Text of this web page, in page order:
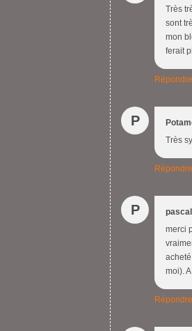
Très
sont
mon
ferait
Répondre
P
Très
Répondre
P
merci
moi).
Répondre